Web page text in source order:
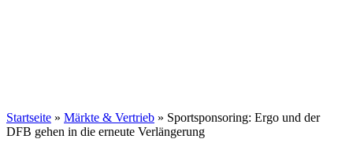
Startseite » Märkte & Vertrieb » Sportsponsoring: Ergo und der
DFB gehen in die erneute Verlängerung